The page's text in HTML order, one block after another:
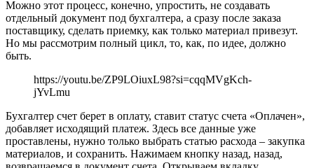
Можно этот процесс, конечно, упростить, не создавать
отдельный документ под бухгалтера, а сразу после заказа
поставщику, сделать приемку, как только материал привезут.
Но мы рассмотрим полный цикл, то, как, по идее, должно
быть.
https://youtu.be/ZP9LOiuxL98?si=cqqMVgKch-
jYvLmu
Бухгалтер счет берет в оплату, ставит статус счета «Оплачен»,
добавляет исходящий платеж. Здесь все данные уже
проставлены, нужно только выбрать статью расхода – закупка
материалов, и сохранить. Нажимаем кнопку назад, назад,